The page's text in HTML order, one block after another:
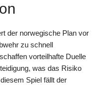
der norwegische Plan vor
zu schnell
vorteilhafte Duelle
was das Risiko
Spiel fällt der